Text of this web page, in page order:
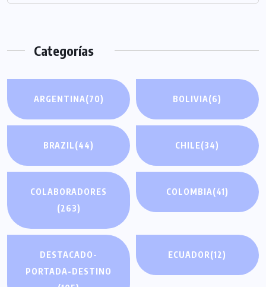
Categorías
ARGENTINA(70) BOLIVIA(6)
BRAZIL(44) CHILE(34)
COLABORADORES
(263)
COLOMBIA(41)
DESTACADO-
PORTADA-DESTINO
ECUADOR(12)